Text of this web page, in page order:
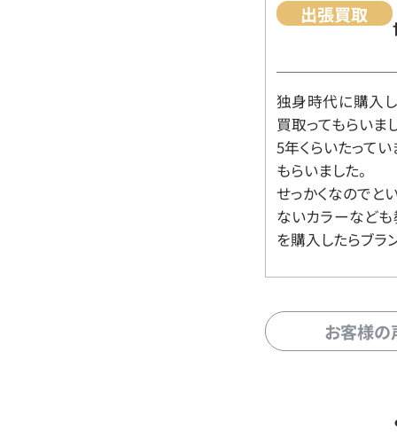
出張買取
独身時代に購入
買取ってもらいま
5年くらいたって
もらいました。
せっかくなのでと
ないカラーなども
を購入したらブラ
お客様